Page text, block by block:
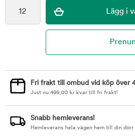
Fri frakt till ombud vid köp över
Just nu 499,00 kr kvar till fri frakt!
Snabb hemleverans!
Hemleverans hela vägen hem till din dörr